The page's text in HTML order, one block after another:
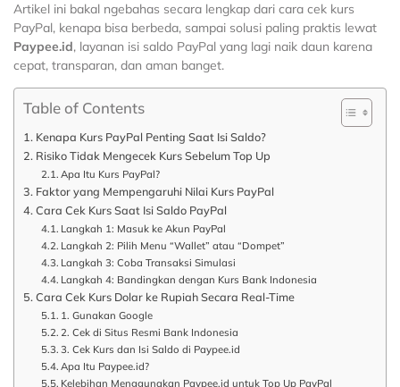
Artikel ini bakal ngebahas secara lengkap dari cara cek kurs
PayPal, kenapa bisa berbeda, sampai solusi paling praktis lewat
Paypee.id, layanan isi saldo PayPal yang lagi naik daun karena
cepat, transparan, dan aman banget.
Table of Contents
Kenapa Kurs PayPal Penting Saat Isi Saldo?
Risiko Tidak Mengecek Kurs Sebelum Top Up
Apa Itu Kurs PayPal?
Faktor yang Mempengaruhi Nilai Kurs PayPal
Cara Cek Kurs Saat Isi Saldo PayPal
Langkah 1: Masuk ke Akun PayPal
Langkah 2: Pilih Menu “Wallet” atau “Dompet”
Langkah 3: Coba Transaksi Simulasi
Langkah 4: Bandingkan dengan Kurs Bank Indonesia
Cara Cek Kurs Dolar ke Rupiah Secara Real-Time
1. Gunakan Google
2. Cek di Situs Resmi Bank Indonesia
3. Cek Kurs dan Isi Saldo di Paypee.id
Apa Itu Paypee.id?
Kelebihan Menggunakan Paypee.id untuk Top Up PayPal